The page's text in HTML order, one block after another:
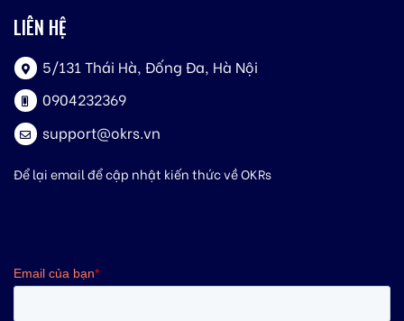
LIÊN HỆ
5/131 Thái Hà, Đống Đa, Hà Nội
0904232369
support@okrs.vn
Để lại email để cập nhật kiến thức về OKRs